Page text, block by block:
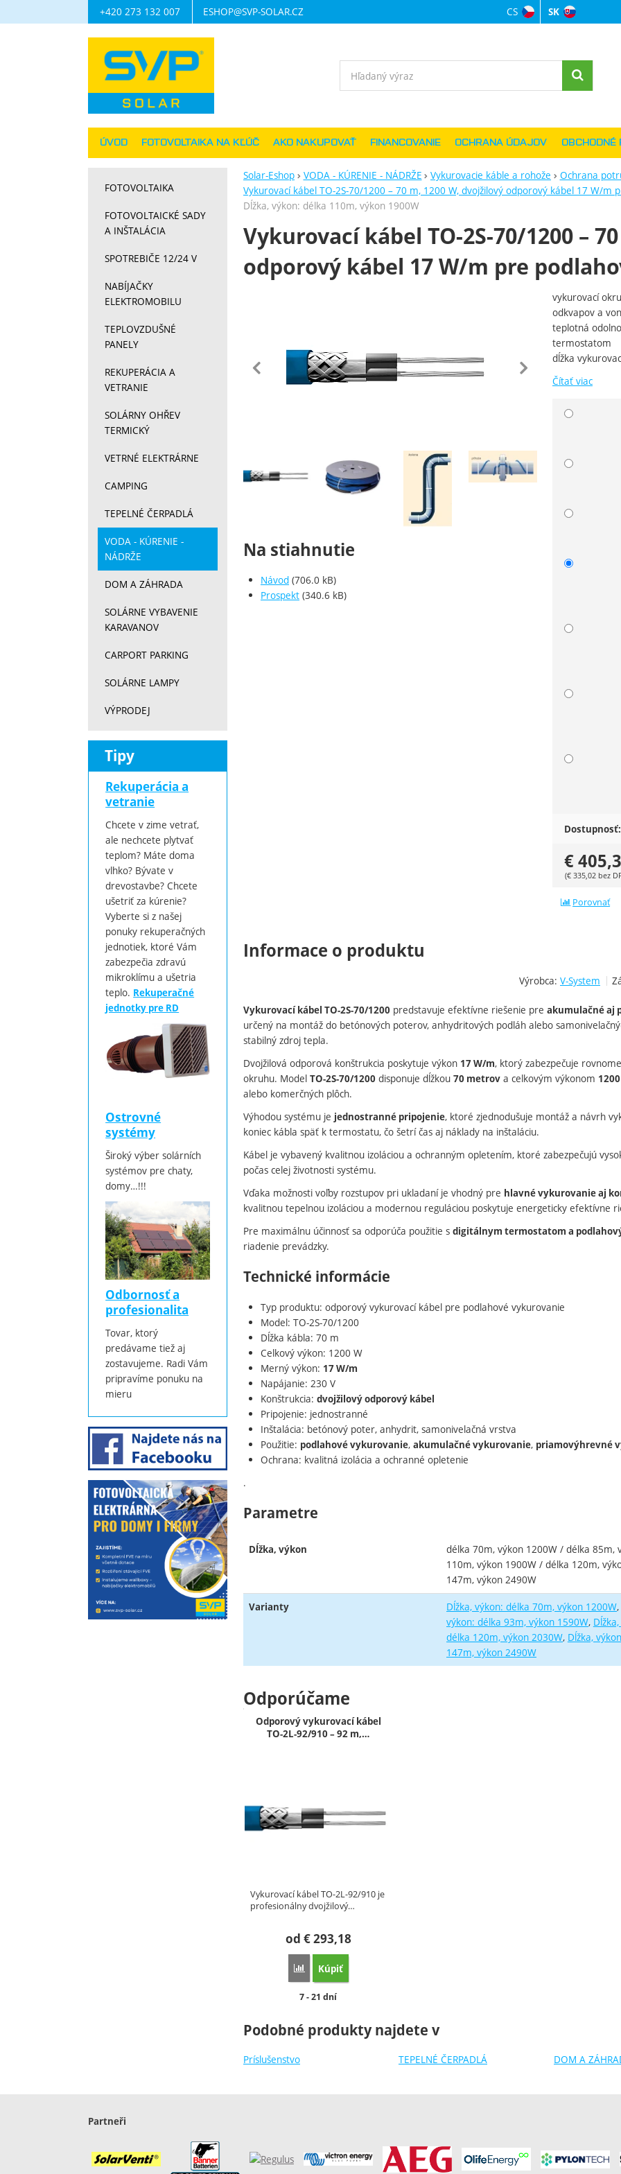
Solar-Eshop VODA - KÚRENIE - NÁDRŽE Vykurovacie káble a rohože
Ochrana
Vykurovací kábel TO-2S-70/1200 – 70 m, 1200 W, dvojžilový odporový kábel 17 W/m
Dĺžka, výkon: délka 110m, výkon 1900W
Vykurovací kábel TO-2S-70/1200 –
odporový kábel 17 W/m pre
predchádzajúca
Fotografie
Na stiahnutie
Návod (706.0 kB)
Prospekt (340.6 kB)
vykurovací
odkvapov a
teplotná
termostatom
dĺžka
Čítať viac
Zvoľte
Dostupnosť:
€
(€ 335,02 bez
Porovnať
Informace o produktu
Výrobca: V-System
Vykurovací kábel TO-2S-70/1200 predstavuje efektívne riešenie pre akumulačné aj
určený na montáž do betónových poterov, anhydritových podláh alebo
stabilný zdroj tepla.
Dvojžilová odporová konštrukcia poskytuje výkon 17 W/m, ktorý zabezpečuje
okruhu. Model TO-2S-70/1200 disponuje dĺžkou 70 metrov a celkovým výkonom
alebo komerčných plôch.
Výhodou systému je jednostranné pripojenie, ktoré zjednodušuje montáž a návrh
koniec kábla späť k termostatu, čo šetrí čas aj náklady na inštaláciu.
Kábel je vybavený kvalitnou izoláciou a ochranným opletením, ktoré zabezpečujú
počas celej životnosti systému.
Vďaka možnosti voľby rozstupov pri ukladaní je vhodný pre hlavné vykurovanie aj
kvalitnou tepelnou izoláciou a modernou reguláciou poskytuje energeticky efektívne
Pre maximálnu účinnosť sa odporúča použitie s digitálnym termostatom a
riadenie prevádzky.
Technické informácie
Typ produktu: odporový vykurovací kábel pre podlahové vykurovanie
Model: TO-2S-70/1200
Dĺžka kábla: 70 m
Celkový výkon: 1200 W
Merný výkon: 17 W/m
Napájanie: 230 V
Konštrukcia: dvojžilový odporový kábel
Pripojenie: jednostranné
Inštalácia: betónový poter, anhydrit, samonivelačná vrstva
Použitie: podlahové vykurovanie, akumulačné vykurovanie, priamovýhrevné
Ochrana: kvalitná izolácia a ochranné opletenie
.
Parametre
Dĺžka, výkon
délka 70m, výkon 1200W / délka 85m,
110m, výkon 1900W / délka 120m,
147m, výkon 2490W
Varianty
Dĺžka, výkon: délka 70m, výkon 1200W
výkon: délka 93m, výkon 1590W
délka 120m, výkon 2030W Dĺžka,
147m, výkon 2490W
Odporúčame
Odporový vykurovací kábel
TO-2L-92/910 – 92 m,…
Vykurovací kábel TO-2L-92/910 je
profesionálny dvojžilový…
od €293,18
Porovnať
Kúpiť
Dostupnosť:
7 - 21 dní
Podobné produkty najdete v
Príslušenstvo TEPELNÉ ČERPADLÁ DOM A
FOTOVOLTAIKA
FOTOVOLTAICKÉ SADY
A INŠTALÁCIA
SPOTREBIČE 12/24 V
NABÍJAČKY
ELEKTROMOBILU
TEPLOVZDUŠNÉ
PANELY
REKUPERÁCIA A
VETRANIE
SOLÁRNY OHŘEV
TERMICKÝ
VETRNÉ ELEKTRÁRNE
CAMPING
TEPELNÉ ČERPADLÁ
VODA - KÚRENIE -
NÁDRŽE
DOM A ZÁHRADA
SOLÁRNE VYBAVENIE
KARAVANOV
CARPORT PARKING
SOLÁRNE LAMPY
VÝPRODEJ
Tipy
Rekuperácia a
vetranie
Chcete v zime vetrať,
ale nechcete plytvať
teplom? Máte doma
vlhko? Bývate v
drevostavbe? Chcete
ušetriť za kúrenie?
Vyberte si z našej
ponuky rekuperačných
jednotiek, ktoré Vám
zabezpečia zdravú
mikroklímu a ušetria
teplo. Rekuperačné
jednotky pre RD
Ostrovné
systémy
Široký výber solárních
systémov pre chaty,
domy…!!!
Odbornosť a
profesionalita
Tovar, ktorý
predávame tiež aj
zostavujeme. Radi Vám
pripravíme ponuku na
mieru
Navigácia
+420 273 132 007 ESHOP@SVP-SOLAR.CZ
ÚVOD FOTOVOLTAIKA NA KĽÚČ AKO NAKUPOVAŤ FINANCOVANIE OCHRANA ÚDAJOV OBCHODNÉ
Jazyková
CS SK
Vyhľadávanie
Partneři